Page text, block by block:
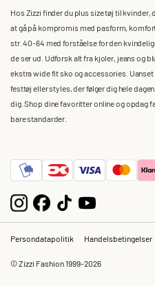
Hos Zizzi finder du plus size tøj til
at gå på kompromis med pasform,
str. 40-64 med forståelse for den
de ser ud. Udforsk alt fra kjoler, jeans og
ekstra wide fit sko og accessories.
festtøj eller styles, der følger dig hele
dig. Shop dine favoritter online og opdag
bare standarder.
Persondatapolitik Handelsbetingelser
© Zizzi Fashion 1999-2026